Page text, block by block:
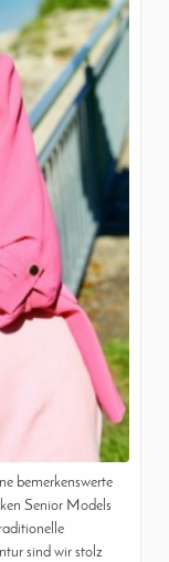
bemerkenswerte
Senior Models
sind wir stolz